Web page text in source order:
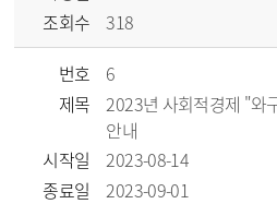
조회수
318
번호
6
제목
2023년 사회적경제 "와
안내
시작일
2023-08-14
종료일
2023-09-01